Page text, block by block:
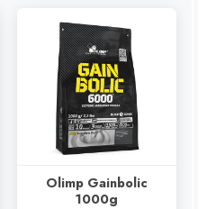
Olimp Gainbolic
1000g